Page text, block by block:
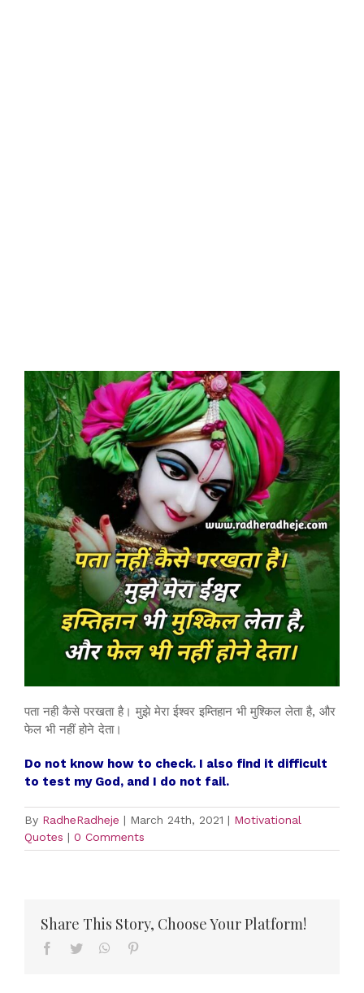
पता नही कैसे परखता है। मुझे मेरा ईश्वर इम्तिहान भी मुश्किल लेता है, और
फेल भी नहीं होने देता।
Do not know how to check. I also find it difficult
to test my God, and I do not fail.
By RadheRadheje | March 24th, 2021 | Motivational
Quotes | 0 Comments
Share This Story, Choose Your Platform!
Facebook
Twitter WhatsApp